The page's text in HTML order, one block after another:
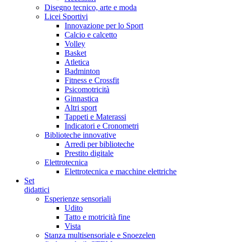
Disegno tecnico, arte e moda
Licei Sportivi
Innovazione per lo Sport
Calcio e calcetto
Volley
Basket
Atletica
Badminton
Fitness e Crossfit
Psicomotricità
Ginnastica
Altri sport
Tappeti e Materassi
Indicatori e Cronometri
Biblioteche innovative
Arredi per biblioteche
Prestito digitale
Elettrotecnica
Elettrotecnica e macchine elettriche
Set
didattici
Esperienze sensoriali
Udito
Tatto e motricità fine
Vista
Stanza multisensoriale e Snoezelen